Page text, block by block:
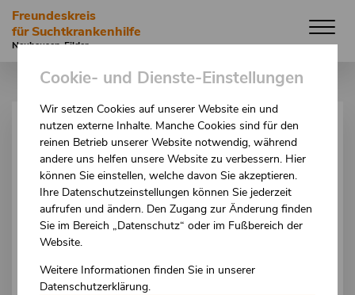
Cookie- und Dienste-Einstellungen
Wir setzen Cookies auf unserer Website ein und
nutzen externe Inhalte. Manche Cookies sind für den
reinen Betrieb unserer Website notwendig, während
andere uns helfen unsere Website zu verbessern. Hier
können Sie einstellen, welche davon Sie akzeptieren.
Ihre Datenschutzeinstellungen können Sie jederzeit
aufrufen und ändern. Den Zugang zur Änderung finden
Sie im Bereich „Datenschutz“ oder im Fußbereich der
Website.
Weitere Informationen finden Sie in unserer
Datenschutzerklärung.
Direkt
zum
Inhalt
Freundeskreis
für Suchtkrankenhilfe
Neuhausen-Filder
HILFEPORTAL
FRAGEN
UNDANT-
WORTEN